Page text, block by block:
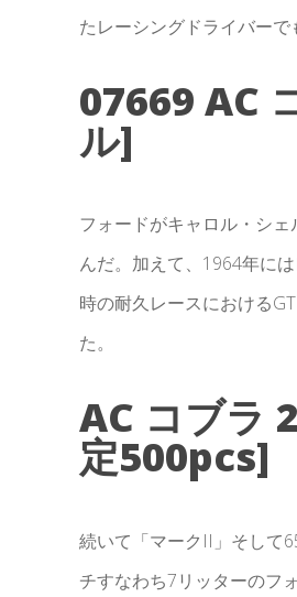
たレーシングドライバーで
07669 AC
ル]
フォードがキャロル・シ
んだ。加えて、1964年に
時の耐久レースにおける
た。
AC コブラ
定500pcs]
続いて「マークII」そして
チすなわち7リッターのフ